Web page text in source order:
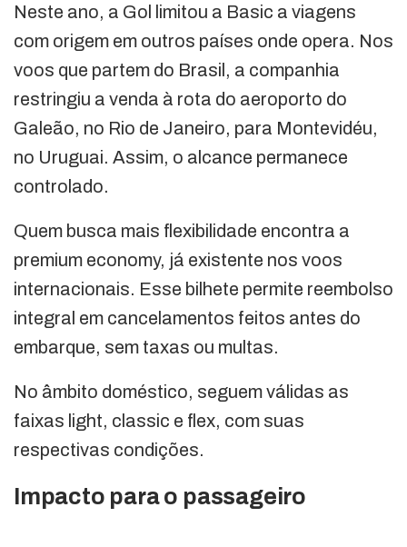
Neste ano, a Gol limitou a Basic a viagens
com origem em outros países onde opera. Nos
voos que partem do Brasil, a companhia
restringiu a venda à rota do aeroporto do
Galeão, no Rio de Janeiro, para Montevidéu,
no Uruguai. Assim, o alcance permanece
controlado.
Quem busca mais flexibilidade encontra a
premium economy, já existente nos voos
internacionais. Esse bilhete permite reembolso
integral em cancelamentos feitos antes do
embarque, sem taxas ou multas.
No âmbito doméstico, seguem válidas as
faixas light, classic e flex, com suas
respectivas condições.
Impacto para o passageiro